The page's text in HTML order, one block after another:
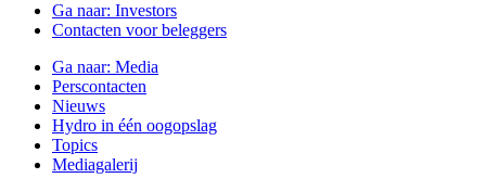
Ga naar: Investors
Contacten voor beleggers
Ga naar: Media
Perscontacten
Nieuws
Hydro in één oogopslag
Topics
Mediagalerij